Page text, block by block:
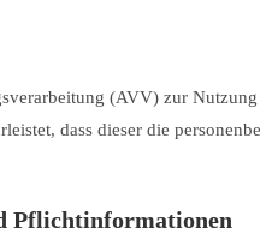
(AVV) zur
dass dieser die
Pflicht­informationen